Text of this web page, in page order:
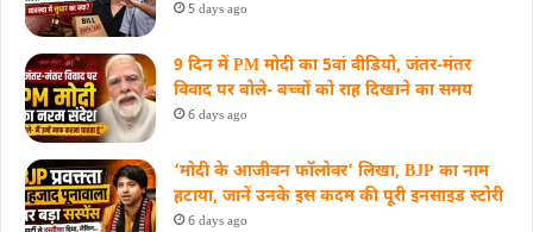
5 days ago
9 दिन में PM मोदी का 5वां वीडियो, जंतर-मंतर
विवाद पर बोले- बच्चों को राह दिखाने का समय
6 days ago
‘मोदी के आजीवन फॉलोवर’ लिखा, BJP का नाम
हटाया, जानें उनके इस कदम की पूरी इनसाइड स्‍टोरी
6 days ago